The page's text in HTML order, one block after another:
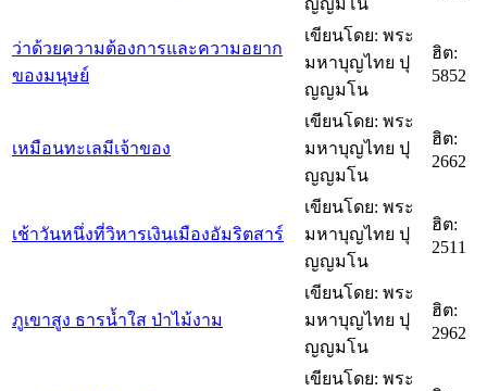
ญญมโน
ว่าด้วยความต้องการและความอยาก
ของมนุษย์
เขียนโดย: พระ
มหาบุญไทย ปุ
ญญมโน
ฮิต:
5852
เหมือนทะเลมีเจ้าของ
เขียนโดย: พระ
มหาบุญไทย ปุ
ญญมโน
ฮิต:
2662
เช้าวันหนึ่งที่วิหารเงินเมืองอัมริตสาร์
เขียนโดย: พระ
มหาบุญไทย ปุ
ญญมโน
ฮิต:
2511
ภูเขาสูง ธารน้ำใส ป่าไม้งาม
เขียนโดย: พระ
มหาบุญไทย ปุ
ญญมโน
ฮิต:
2962
เขียนโดย: พระ